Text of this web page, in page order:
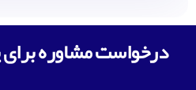
درخواست مشاوره برای